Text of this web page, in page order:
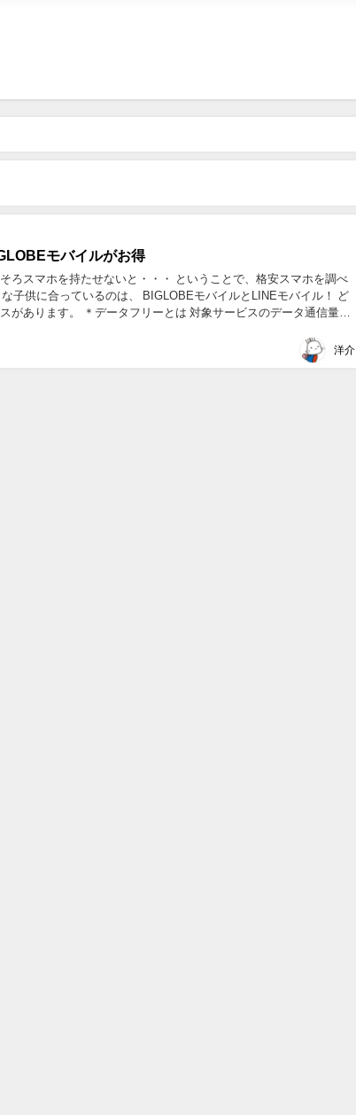
モバイルがお得
ろスマホを持たせないと・・・ ということで、格安スマホを調べ
子供に合っているのは、 BIGLOBEモバイルとLINEモバイル！ ど
があります。 ＊データフリーとは 対象サービスのデータ通信量を
洋介